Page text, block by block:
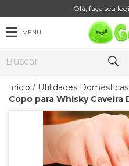
Olá, faça seu
MENU
Início / Utilidades Domésticas
Copo para Whisky Caveira